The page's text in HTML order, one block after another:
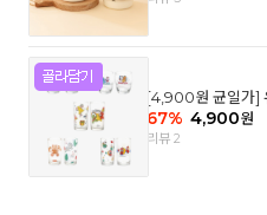
[4,900원 균일가]
67% 4,900원
리뷰 2